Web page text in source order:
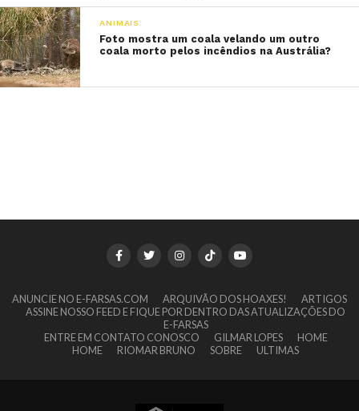
ANIMAIS
Foto mostra um coala velando um outro
coala morto pelos incêndios na Austrália?
ANUNCIE NO E-FARSAS.COM ARQUIVÃO DOS HOAXES!
ARTIGOS
ASSINE NOSSO FEED E FIQUE POR DENTRO DAS ATUALIZAÇÕES DO
E-FARSAS
ENTRE EM CONTATO CONOSCO
GILMAR LOPES
HOME
HOME
RIOMAR BRUNO SOBRE ULTIMAS